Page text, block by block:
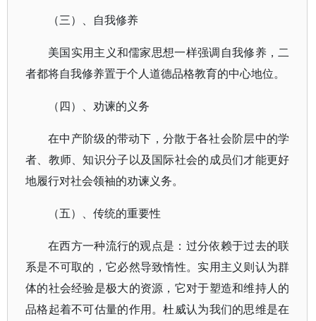
（三）、自我修养
美国实用主义和儒家思想一样强调自我修养，二
者都将自我修养置于个人道德品格教育的中心地位。
（四）、劝谏的义务
在中产阶级的带动下，分散于各社会阶层中的学
者、教师、知识分子以及国际社会的成员们才能更好
地履行对社会领袖的劝谏义务。
（五）、传统的重要性
在西方一种流行的观点是：过分依赖于过去的联
系是不可取的，它必然导致惰性。实用主义则认为群
体的社会经验是极大的资源，它对于塑造和维持人的
品格起着不可估量的作用。杜威认为我们的思维是在